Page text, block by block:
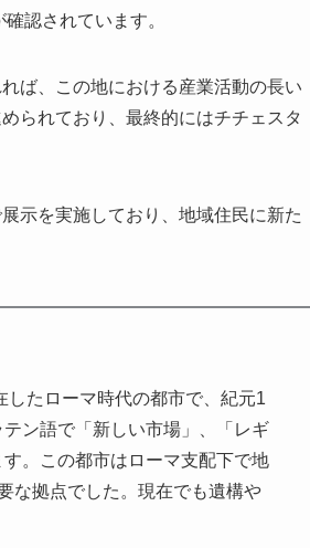
認されています。
ば、この地における産業活動の長い
られており、最終的にはチチェスタ
示を実施しており、地域住民に新た
たローマ時代の都市で、紀元1
ン語で「新しい市場」、「レギ
。この都市はローマ支配下で地
な拠点でした。現在でも遺構や